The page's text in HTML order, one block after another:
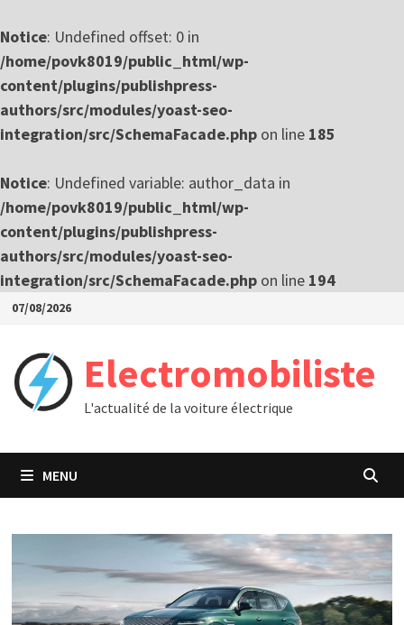
Notice: Undefined offset: 0 in
/home/povk8019/public_html/wp-
content/plugins/publishpress-
authors/src/modules/yoast-seo-
integration/src/SchemaFacade.php on line 185
Notice: Undefined variable: author_data in
/home/povk8019/public_html/wp-
content/plugins/publishpress-
authors/src/modules/yoast-seo-
integration/src/SchemaFacade.php on line 194
Passer
contenu
07/08/2026
Electromobiliste
L'actualité de la voiture électrique
MENU